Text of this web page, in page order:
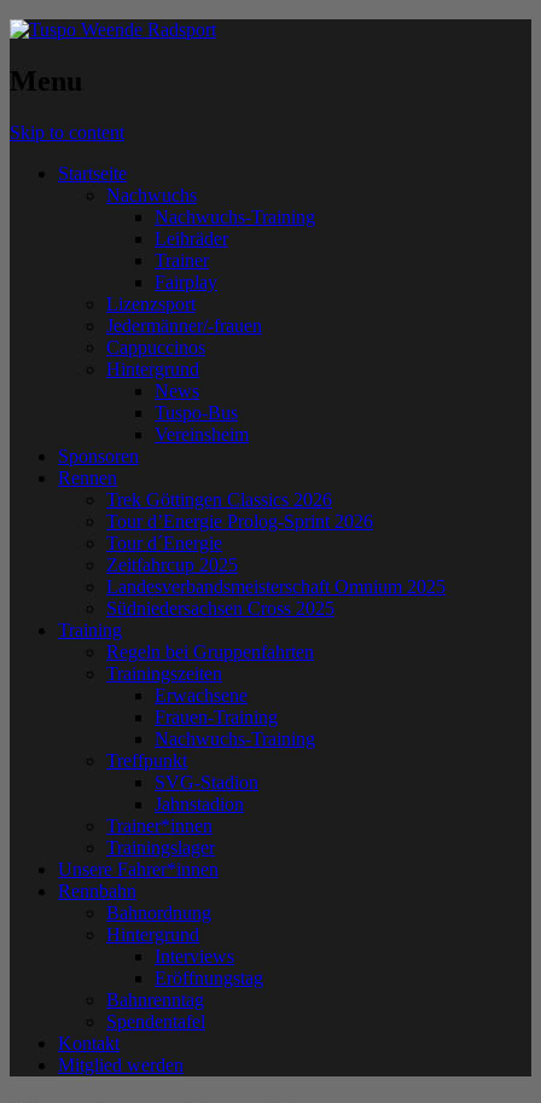
Menu
Skip to content
Startseite
Nachwuchs
Nachwuchs-Training
Leihräder
Trainer
Fairplay
Lizenzsport
Jedermänner/-frauen
Cappuccinos
Hintergrund
News
Tuspo-Bus
Vereinsheim
Sponsoren
Rennen
Trek Göttingen Classics 2026
Tour d’Energie Prolog-Sprint 2026
Tour d´Energie
Zeitfahrcup 2025
Landesverbandsmeisterschaft Omnium 2025
Südniedersachsen Cross 2025
Training
Regeln bei Gruppenfahrten
Trainingszeiten
Erwachsene
Frauen-Training
Nachwuchs-Training
Treffpunkt
SVG-Stadion
Jahnstadion
Trainer*innen
Trainingslager
Unsere Fahrer*innen
Rennbahn
Bahnordnung
Hintergrund
Interviews
Eröffnungstag
Bahnrenntag
Spendentafel
Kontakt
Mitglied werden